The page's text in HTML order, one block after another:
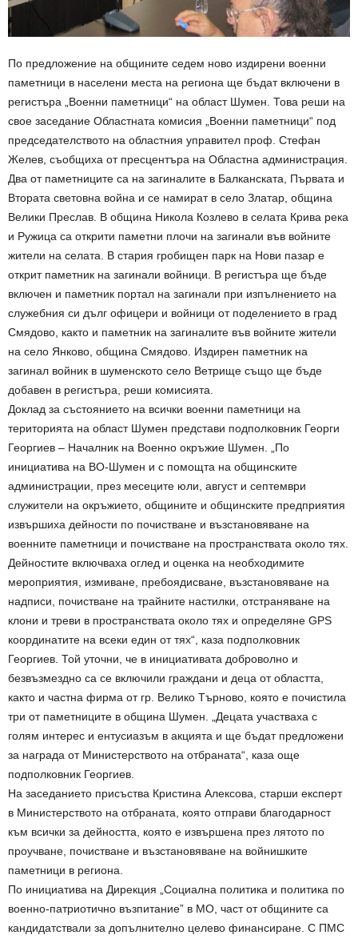
По предложение на общините седем ново издирени военни
паметници в населени места на региона ще бъдат включени в
регистъра „Военни паметници“ на област Шумен. Това реши на
свое заседание Областната комисия „Военни паметници“ под
председателството на областния управител проф. Стефан
Желев, съобщиха от пресцентъра на Областна администрация.
Два от паметниците са на загиналите в Балканската, Първата и
Втората световна война и се намират в село Златар, община
Велики Преслав. В община Никола Козлево в селата Крива река
и Ружица са открити паметни плочи на загинали във войните
жители на селата. В стария гробищен парк на Нови пазар е
открит паметник на загинали войници. В регистъра ще бъде
включен и паметник портал на загинали при изпълнението на
служебния си дълг офицери и войници от поделението в град
Смядово, както и паметник на загиналите във войните жители
на село Янково, община Смядово. Издирен паметник на
загинал войник в шуменското село Ветрище също ще бъде
добавен в регистъра, реши комисията.
Доклад за състоянието на всички военни паметници на
територията на област Шумен представи подполковник Георги
Георгиев – Началник на Военно окръжие Шумен. „По
инициатива на ВО-Шумен и с помощта на общинските
администрации, през месеците юли, август и септември
служители на окръжието, общините и общинските предприятия
извършиха дейности по почистване и възстановяване на
военните паметници и почистване на пространствата около тях.
Дейностите включваха оглед и оценка на необходимите
мероприятия, измиване, пребоядисване, възстановяване на
надписи, почистване на трайните настилки, отстраняване на
клони и треви в пространствата около тях и определяне GPS
координатите на всеки един от тях“, каза подполковник
Георгиев. Той уточни, че в инициативата доброволно и
безвъзмездно са се включили граждани и деца от областта,
както и частна фирма от гр. Велико Търново, която е почистила
три от паметниците в община Шумен. „Децата участваха с
голям интерес и ентусиазъм в акцията и ще бъдат предложени
за награда от Министерството на отбраната“, каза още
подполковник Георгиев.
На заседанието присъства Кристина Алексова, старши експерт
в Министерството на отбраната, която отправи благодарност
към всички за дейността, която е извършена през лятото по
проучване, почистване и възстановяване на войнишките
паметници в региона.
По инициатива на Дирекция „Социална политика и политика по
военно-патриотично възпитание” в МО, част от общините са
кандидатствали за допълнително целево финансиране. С ПМС